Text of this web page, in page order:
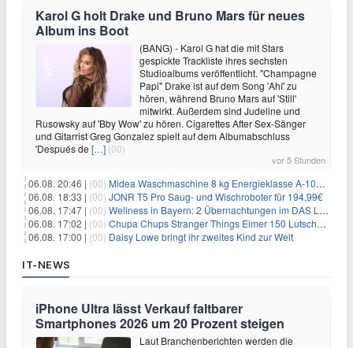
Karol G holt Drake und Bruno Mars für neues
Album ins Boot
(BANG) - Karol G hat die mit Stars
gespickte Trackliste ihres sechsten
Studioalbums veröffentlicht. "Champagne
Papi" Drake ist auf dem Song 'Ahí' zu
hören, während Bruno Mars auf 'Still'
mitwirkt. Außerdem sind Judeline und
Rusowsky auf 'Bby Wow' zu hören. Cigarettes After Sex-Sänger
und Gitarrist Greg Gonzalez spielt auf dem Albumabschluss
'Después de […] (00)
vor 5 Stunden
06.08. 20:46 | (00) Midea Waschmaschine 8 kg Energieklasse A-10% 1400 U/Min für 289,97€
06.08. 18:33 | (00) JONR T5 Pro Saug- und Wischroboter für 194,99€
06.08. 17:47 | (00) Wellness in Bayern: 2 Übernachtungen im DAS LUDWIG Sports Resort inkl. HP + Wellness ab 174€ p.P.
06.08. 17:02 | (00) Chupa Chups Stranger Things Eimer 150 Lutscher für 21,95€
06.08. 17:00 | (00) Daisy Lowe bringt ihr zweites Kind zur Welt
IT-NEWS
iPhone Ultra lässt Verkauf faltbarer
Smartphones 2026 um 20 Prozent steigen
Laut Branchenberichten werden die